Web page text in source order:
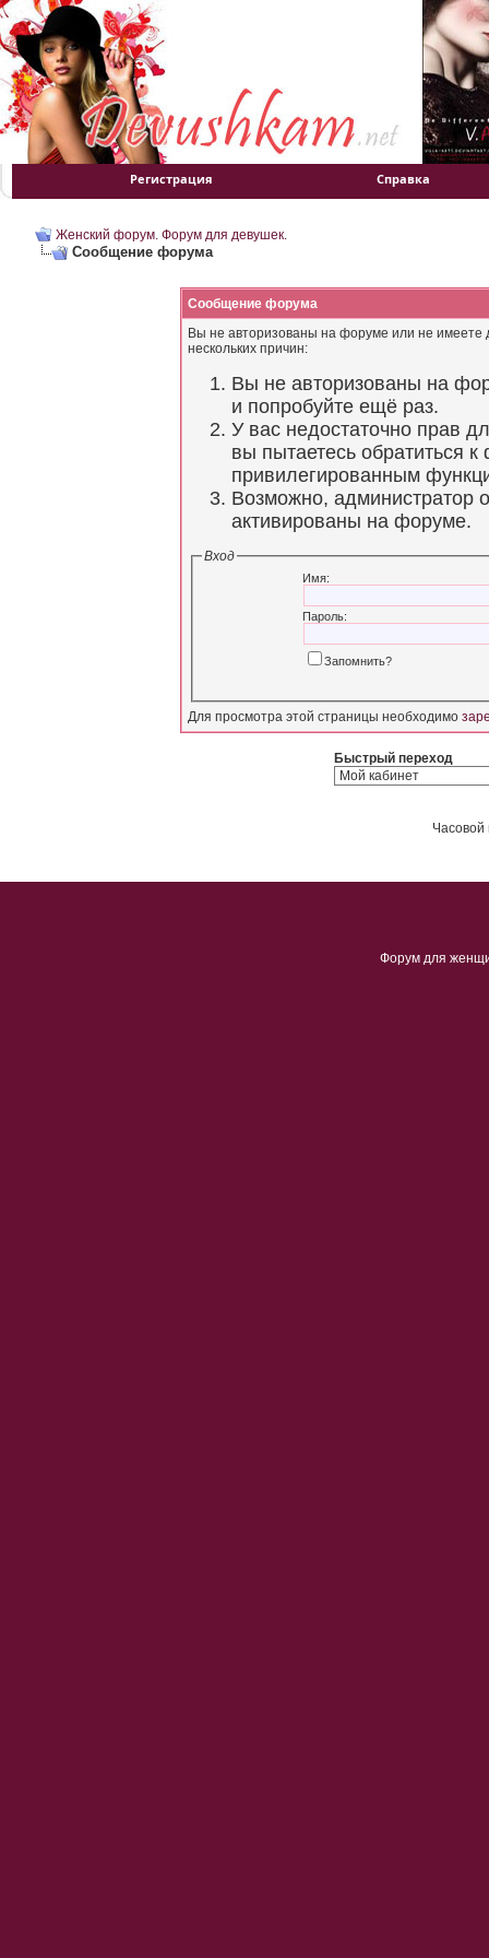
Регистрация Справка
Женский форум. Форум для девушек.
Сообщение форума
Сообщение форума
Вы не авторизованы на форуме или не имеете
нескольких причин:
Вы не авторизованы на
и попробуйте ещё раз.
У вас недостаточно прав
вы пытаетесь обратиться
привилегированным
Возможно, администратор
активированы на форуме.
Вход
Имя:
Пароль:
Запомнить?
Для просмотра этой страницы необходимо
Быстрый переход
Часовой
Форум для